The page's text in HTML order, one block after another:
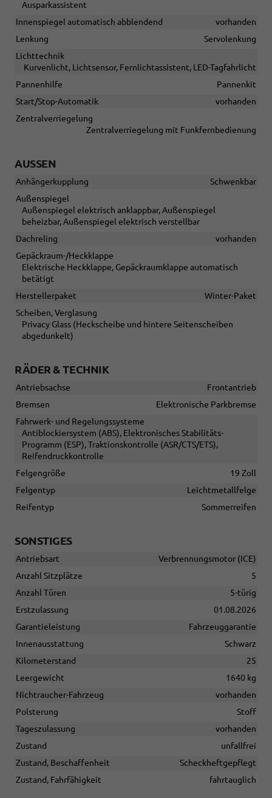
Ausparkassistent
Innenspiegel automatisch abblendend
vorhanden
Lenkung
Servolenkung
Lichttechnik
Kurvenlicht, Lichtsensor, Fernlichtassistent, LED-Tagfahrlicht
Pannenhilfe
Pannenkit
Start/Stop-Automatik
vorhanden
Zentralverriegelung
Zentralverriegelung mit Funkfernbedienung
AUSSEN
Anhängerkupplung
Schwenkbar
Außenspiegel
Außenspiegel elektrisch anklappbar, Außenspiegel
beheizbar, Außenspiegel elektrisch verstellbar
Dachreling
vorhanden
Gepäckraum-/Heckklappe
Elektrische Heckklappe, Gepäckraumklappe automatisch
betätigt
Herstellerpaket
Winter-Paket
Scheiben, Verglasung
Privacy Glass (Heckscheibe und hintere Seitenscheiben
abgedunkelt)
RÄDER & TECHNIK
Antriebsachse
Frontantrieb
Bremsen
Elektronische Parkbremse
Fahrwerk- und Regelungssysteme
Antiblockiersystem (ABS), Elektronisches Stabilitäts-
Programm (ESP), Traktionskontrolle (ASR/CTS/ETS),
Reifendruckkontrolle
Felgengröße
19 Zoll
Felgentyp
Leichtmetallfelge
Reifentyp
Sommerreifen
SONSTIGES
Antriebsart
Verbrennungsmotor (ICE)
Anzahl Sitzplätze
5
Anzahl Türen
5-türig
Erstzulassung
01.08.2026
Garantieleistung
Fahrzeuggarantie
Innenausstattung
Schwarz
Kilometerstand
25
Leergewicht
1640 kg
Nichtraucher-Fahrzeug
vorhanden
Polsterung
Stoff
Tageszulassung
vorhanden
Zustand
unfallfrei
Zustand, Beschaffenheit
Scheckheftgepflegt
Zustand, Fahrfähigkeit
fahrtauglich